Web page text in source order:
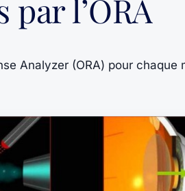
l’ORA
Analyzer (ORA) pour